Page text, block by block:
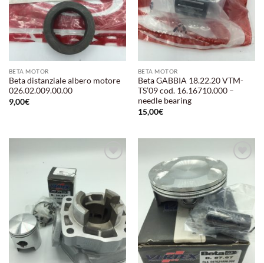
BETA MOTOR
Beta distanziale albero motore
026.02.009.00.00
9,00€
BETA MOTOR
Beta GABBIA 18.22.20 VTM-
TS’09 cod. 16.16710.000 –
needle bearing
15,00€
desideri
Aggiungi
alla lista
dei
desideri